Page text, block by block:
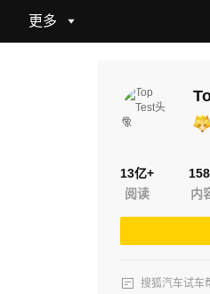
更多
13亿+
阅读
内
搜狐汽车试车